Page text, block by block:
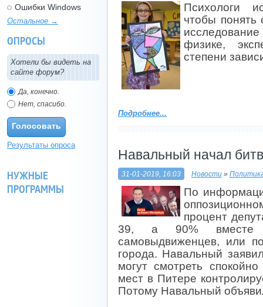
Психологи
чтобы понять
физике,
степени
Подробнее...
Навальный начал
31-01-2019, 16:03 Новости»
По
процент
39, а 90% вместе
самовыдвиженцев, или
города. Навальный
могут смотреть
мест в Питере
Потому Навальный
Ошибки Windows
Остальное →
ОПРОСЫ
Хотели бы видеть на
сайте форум?
Да, конечно.
Нет, спасибо.
Голосовать
Результаты опроса
НУЖНЫЕ
ПРОГРАММЫ